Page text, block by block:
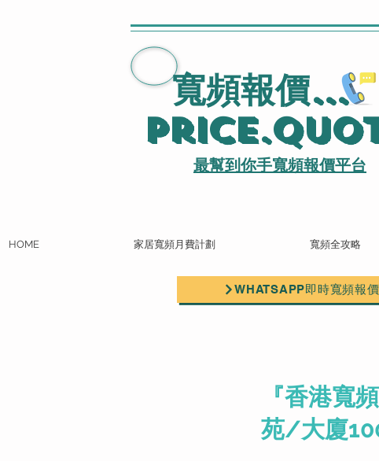
寬頻報價...
最幫到你手寬頻報價平台
HOME 家居寬頻月費計劃 寬頻全攻略
WHATSAPP即時寬頻報
『香港寬
苑/大廈